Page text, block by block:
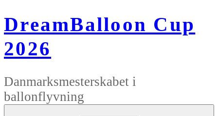
til
indhold
DreamBalloon Cup
2026
Danmarksmesterskabet i
ballonflyvning